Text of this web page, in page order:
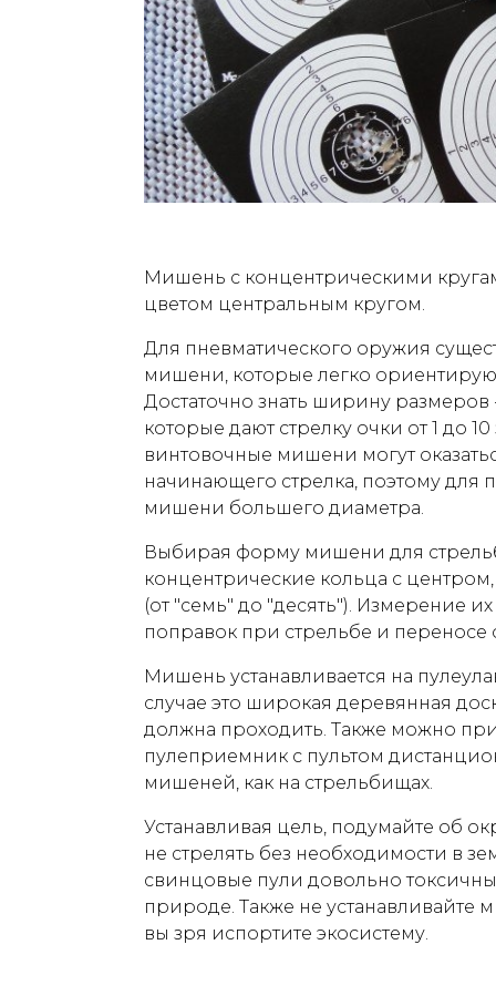
Мишень с концентрическими
цветом центральным кругом.
Для пневматического оружия
мишени, которые легко
Достаточно знать ширину размеров
которые дают стрелку очки от 1 до
винтовочные мишени могут
начинающего стрелка, поэтому для
мишени большего диаметра.
Выбирая форму мишени для
концентрические кольца с
(от "семь" до "десять"). Измерение
поправок при стрельбе и переносе
Мишень устанавливается на
случае это широкая деревянная
должна проходить. Также можно
пулеприемник с пультом
мишеней, как на стрельбищах.
Устанавливая цель, подумайте об
не стрелять без необходимости в
свинцовые пули довольно
природе. Также не устанавливайте
вы зря испортите экосистему.